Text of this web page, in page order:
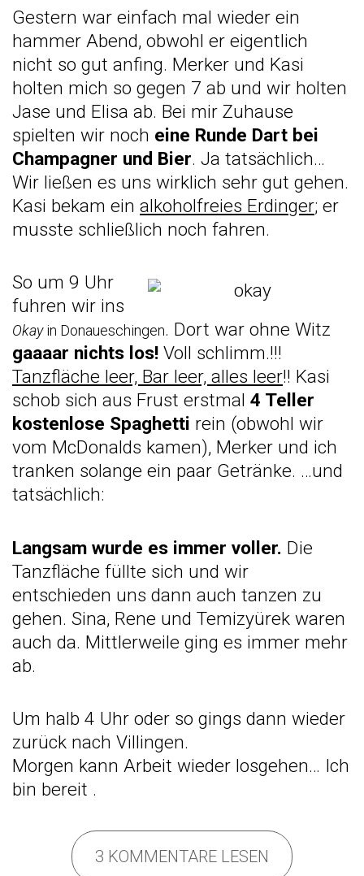
Gestern war einfach mal wieder ein
hammer Abend, obwohl er eigentlich
nicht so gut anfing. Merker und Kasi
holten mich so gegen 7 ab und wir holten
Jase und Elisa ab. Bei mir Zuhause
spielten wir noch eine Runde Dart bei
Champagner und Bier. Ja tatsächlich…
Wir ließen es uns wirklich sehr gut gehen.
Kasi bekam ein alkoholfreies Erdinger; er
musste schließlich noch fahren.
So um 9 Uhr
fuhren wir ins
Okayin Donaueschingen. Dort war ohne Witz
gaaaar nichts los! Voll schlimm.!!!
Tanzfläche leer, Bar leer, alles leer!! Kasi
schob sich aus Frust erstmal 4 Teller
kostenlose Spaghetti rein (obwohl wir
vom McDonalds kamen), Merker und ich
tranken solange ein paar Getränke. …und
tatsächlich:
Langsam wurde es immer voller. Die
Tanzfläche füllte sich und wir
entschieden uns dann auch tanzen zu
gehen. Sina, Rene und Temizyürek waren
auch da. Mittlerweile ging es immer mehr
ab.
Um halb 4 Uhr oder so gings dann wieder
zurück nach Villingen.
Morgen kann Arbeit wieder losgehen… Ich
bin bereit .
3 KOMMENTARE LESEN